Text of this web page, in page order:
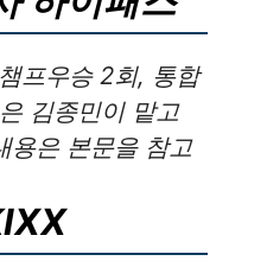
프우승 2회, 통합
김종민이 맡고
용은 본문을 참고